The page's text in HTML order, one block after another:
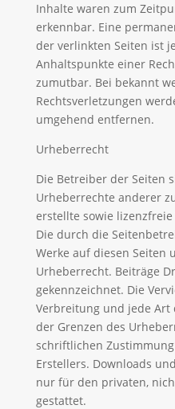
Inhalte waren zum
erkennbar. Eine
der verlinkten Seiten ist
Anhaltspunkte einer
zumutbar. Bei bekannt
Rechtsverletzungen
umgehend entfernen.
Urheberrecht
Die Betreiber der Seiten
Urheberrechte anderer
erstellte sowie
Die durch die
Werke auf diesen Seiten
Urheberrecht. Beiträge
gekennzeichnet. Die
Verbreitung und jede
der Grenzen des
schriftlichen
Erstellers. Downloads
nur für den privaten,
gestattet.